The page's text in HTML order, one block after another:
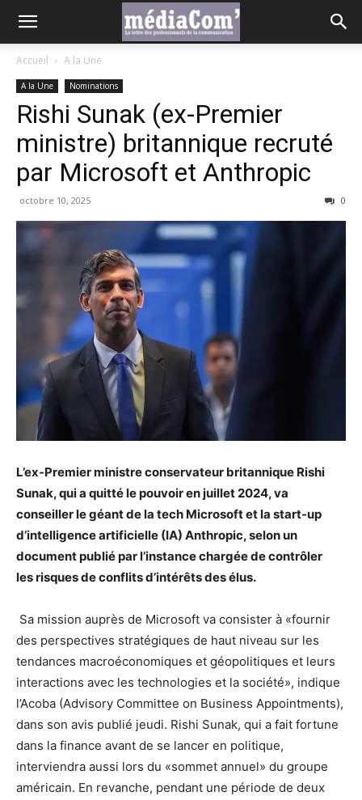
Accueil A la Une
A la Une Nominations
Rishi Sunak (ex-Premier
ministre) britannique recruté
par Microsoft et Anthropic
octobre 10, 2025 0
L’ex-Premier ministre conservateur britannique Rishi
Sunak, qui a quitté le pouvoir en juillet 2024, va
conseiller le géant de la tech Microsoft et la start-up
d’intelligence artificielle (IA) Anthropic, selon un
document publié par l’instance chargée de contrôler
lesrisques de conflits d’intérêts des élus.
Sa mission auprès de Microsoft va consister à «fournir
des perspectives stratégiques de haut niveau sur les
tendances macroéconomiques et géopolitiques et leurs
interactions avec les technologies et la société», indique
l’Acoba (Advisory Committee on Business Appointments),
dans son avis publié jeudi. Rishi Sunak, qui a fait fortune
dans la finance avant de se lancer en politique,
interviendra aussi lors du «sommet annuel» du groupe
américain. En revanche, pendant une période de deux